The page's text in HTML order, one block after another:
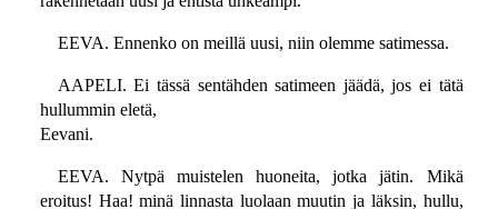
EEVA. Ennenko on meillä uusi, niin olemme satimessa.
AAPELI. Ei tässä sentähden satimeen jäädä, jos ei tätä
hullummin eletä,
Eevani.
EEVA. Nytpä muistelen huoneita, jotka jätin. Mikä
eroitus! Haa! minä linnasta luolaan muutin ja läksin, hullu,